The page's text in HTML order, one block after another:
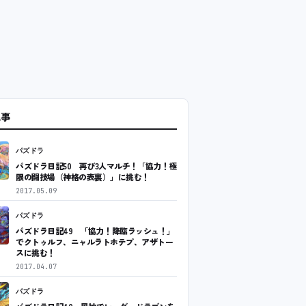
パズドラ
パズドラ日記50 再び3人マルチ！「協力！極
限の闘技場（神格の表裏）」に挑む！
2017.05.09
パズドラ
パズドラ日記49 「協力！降臨ラッシュ！」
でクトゥルフ、ニャルラトホテプ、アザトー
スに挑む！
2017.04.07
パズドラ